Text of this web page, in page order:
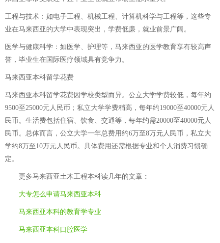
工程与技术：如电子工程、机械工程、计算机科学与工程等，这些专
业在马来西亚的大学中表现突出，学费低廉，就业前景广阔。
医学与健康科学：如医学、护理等，马来西亚的医学教育享有较高声
誉，毕业生在国际医疗领域具有竞争力。
马来西亚本科留学花费
马来西亚本科留学花费因学校类型而异。公立大学学费较低，每年约
9500至25000元人民币；私立大学学费稍高，每年约19000至40000元人
民币。生活费包括住宿、饮食、交通等，每年约需20000至40000元人
民币。总体而言，公立大学一年总费用约6万至8万元人民币，私立大
学约8万至10万元人民币。具体费用还需根据专业和个人消费习惯确
定。
更多马来西亚土木工程本科读几年的文章：
大专怎么申请马来西亚本科
马来西亚本科的教育学专业
马来西亚本科口腔医学